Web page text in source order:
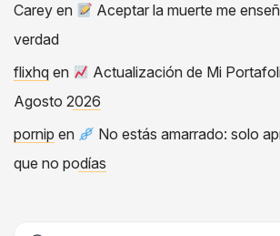
Carey en
Aceptar la muerte me
verdad
flixhq en
Actualización de Mi
Agosto 2026
pornip en
No estás amarrado: solo
que no podías